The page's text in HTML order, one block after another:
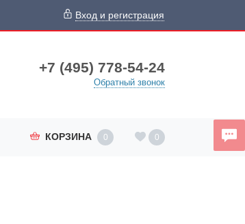
Вход и регистрация
+7 (495) 778-54-24
Обратный звонок
КОРЗИНА 0 0